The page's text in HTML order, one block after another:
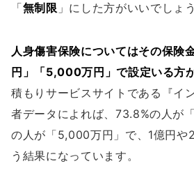
「無制限 」にした方がいいでしょう
人身傷害保険についてはその保
円」「5,000万円」で設定いる方
積もりサービスサイトである『イ
者データによれば、73.8%の人が
の人が「5,000万円」で、1億円や
う結果になっています。